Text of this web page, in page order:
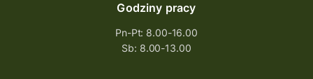
Godziny pracy
Pn-Pt: 8.00-16.00
Sb: 8.00-13.00